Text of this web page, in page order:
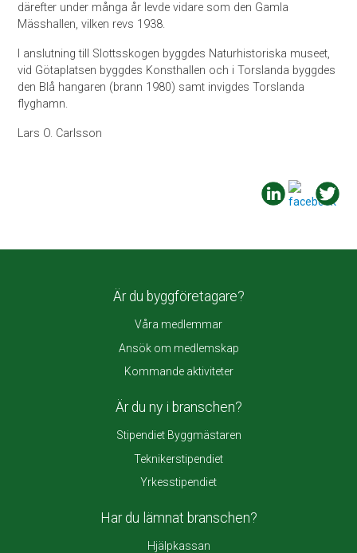
därefter under många år levde vidare som den Gamla
Mässhallen, vilken revs 1938.
I anslutning till Slottsskogen byggdes Naturhistoriska museet,
vid Götaplatsen byggdes Konsthallen och i Torslanda byggdes
den Blå hangaren (brann 1980) samt invigdes Torslanda
flyghamn.
Lars O. Carlsson
Är du byggföretagare?
Våra medlemmar
Ansök om medlemskap
Kommande aktiviteter
Är du ny i branschen?
Stipendiet Byggmästaren
Teknikerstipendiet
Yrkesstipendiet
Har du lämnat branschen?
Hjälpkassan